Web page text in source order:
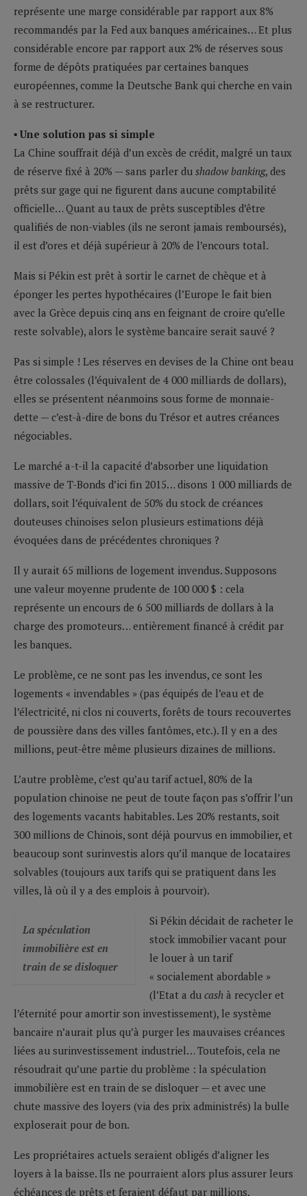
représente une marge considérable par rapport aux 8%
recommandés par la Fed aux banques américaines… Et plus
considérable encore par rapport aux 2% de réserves sous
forme de dépôts pratiquées par certaines banques
européennes, comme la Deutsche Bank qui cherche en vain
à se restructurer.
▪ Une solution pas si simple
La Chine souffrait déjà d’un excès de crédit, malgré un taux
de réserve fixé à 20% — sans parler du shadow banking, des
prêts sur gage qui ne figurent dans aucune comptabilité
officielle… Quant au taux de prêts susceptibles d’être
qualifiés de non-viables (ils ne seront jamais remboursés),
il est d’ores et déjà supérieur à 20% de l’encours total.
Mais si Pékin est prêt à sortir le carnet de chèque et à
éponger les pertes hypothécaires (l’Europe le fait bien
avec la Grèce depuis cinq ans en feignant de croire qu’elle
reste solvable), alors le système bancaire serait sauvé ?
Pas si simple ! Les réserves en devises de la Chine ont beau
être colossales (l’équivalent de 4 000 milliards de dollars),
elles se présentent néanmoins sous forme de monnaie-
dette — c’est-à-dire de bons du Trésor et autres créances
négociables.
Le marché a-t-il la capacité d’absorber une liquidation
massive de T-Bonds d’ici fin 2015… disons 1 000 milliards de
dollars, soit l’équivalent de 50% du stock de créances
douteuses chinoises selon plusieurs estimations déjà
évoquées dans de précédentes chroniques ?
Il y aurait 65 millions de logement invendus. Supposons
une valeur moyenne prudente de 100 000 $ : cela
représente un encours de 6 500 milliards de dollars à la
charge des promoteurs… entièrement financé à crédit par
les banques.
Le problème, ce ne sont pas les invendus, ce sont les
logements « invendables » (pas équipés de l’eau et de
l’électricité, ni clos ni couverts, forêts de tours recouvertes
de poussière dans des villes fantômes, etc.). Il y en a des
millions, peut-être même plusieurs dizaines de millions.
L’autre problème, c’est qu’au tarif actuel, 80% de la
population chinoise ne peut de toute façon pas s’offrir l’un
des logements vacants habitables. Les 20% restants, soit
300 millions de Chinois, sont déjà pourvus en immobilier, et
beaucoup sont surinvestis alors qu’il manque de locataires
solvables (toujours aux tarifs qui se pratiquent dans les
villes, là où il y a des emplois à pourvoir).
La spéculation
immobilière est en
train de se disloquer
Si Pékin décidait de racheter le
stock immobilier vacant pour
le louer à un tarif
« socialement abordable »
(l’Etat a du cash à recycler et
l’éternité pour amortir son investissement), le système
bancaire n’aurait plus qu’à purger les mauvaises créances
liées au surinvestissement industriel… Toutefois, cela ne
résoudrait qu’une partie du problème : la spéculation
immobilière est en train de se disloquer — et avec une
chute massive des loyers (via des prix administrés) la bulle
exploserait pour de bon.
Les propriétaires actuels seraient obligés d’aligner les
loyers à la baisse. Ils ne pourraient alors plus assurer leurs
échéances de prêts et feraient défaut par millions,